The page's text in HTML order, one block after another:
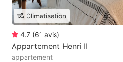
Climatisation
4.7 (61 avis)
Appartement Henri II
appartement